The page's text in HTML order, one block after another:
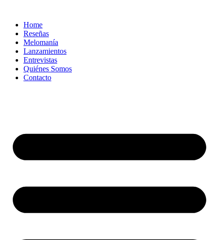
contenidoHome
Reseñas
Melomanía
Lanzamientos
Entrevistas
Quiénes Somos
Contacto